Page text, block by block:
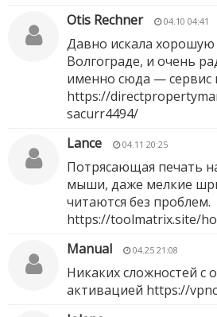
Otis Rechner
04.10 04:41
Давно искала
Волгограде, и очень
именно сюда — сервис
https://
sacurr4494/
Lance
04.11 20:25
Потрясающая печать
мыши, даже мелкие
читаются без проблем.
https://toolmatrix.site/
Manual
04.25 21:08
Никаких сложностей с
активацией https://